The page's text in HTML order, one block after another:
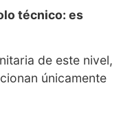
técnico: es
de este nivel,
únicamente